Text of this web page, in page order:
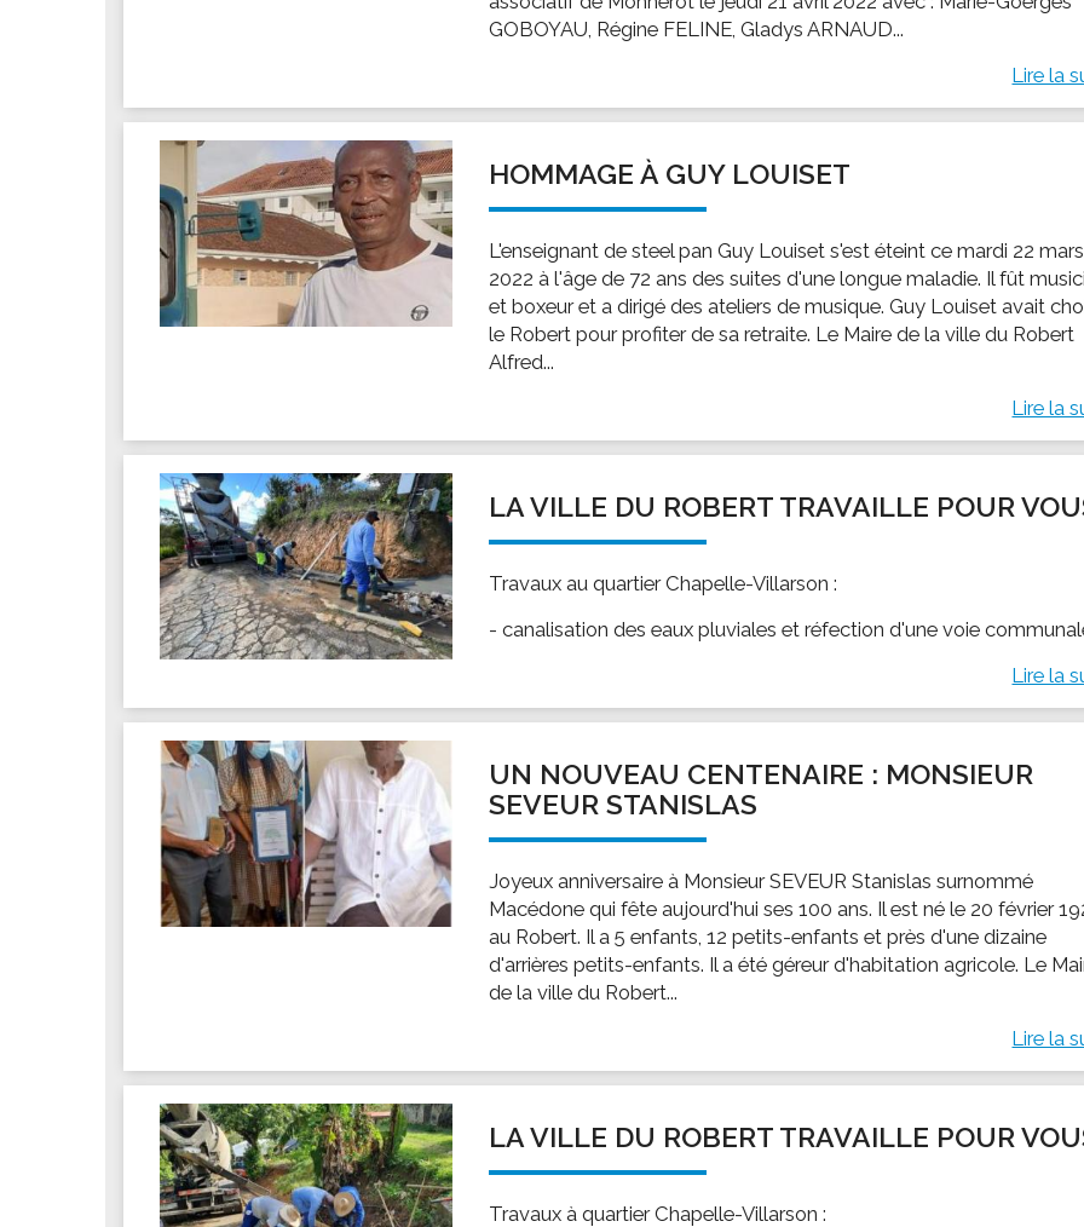
VIE PRATIQUE
Les espaces numériques
Infos baignade
Infos sargasse
Toilettes publiques
SANTÉ
Annuaire santé
GOBOYAU, Régine FELINE, Gladys ARNAUD...
Lire la
HOMMAGE À GUY LOUISET
L'enseignant de steel pan Guy Louiset s'est éteint ce mardi 22 mars
2022 à l'âge de 72 ans des suites d'une longue maladie. Il fût
et boxeur et a dirigé des ateliers de musique. Guy Louiset avait
le Robert pour profiter de sa retraite. Le Maire de la ville du Robert
Alfred...
Lire la
LA VILLE DU ROBERT TRAVAILLE POUR
Travaux au quartier Chapelle-Villarson :
- canalisation des eaux pluviales et réfection d'une voie
Lire la
UN NOUVEAU CENTENAIRE : MONSIEUR
SEVEUR STANISLAS
Joyeux anniversaire à Monsieur SEVEUR Stanislas surnommé
Macédone qui fête aujourd'hui ses 100 ans. Il est né le 20 février
au Robert. Il a 5 enfants, 12 petits-enfants et près d'une dizaine
d'arrières petits-enfants. Il a été géreur d'habitation agricole. Le
de la ville du Robert...
Lire la
LA VILLE DU ROBERT TRAVAILLE POUR
Travaux à quartier Chapelle-Villarson :